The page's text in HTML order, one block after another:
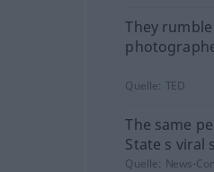
They
Quelle: TED
The same
State s viral
Quelle: News-